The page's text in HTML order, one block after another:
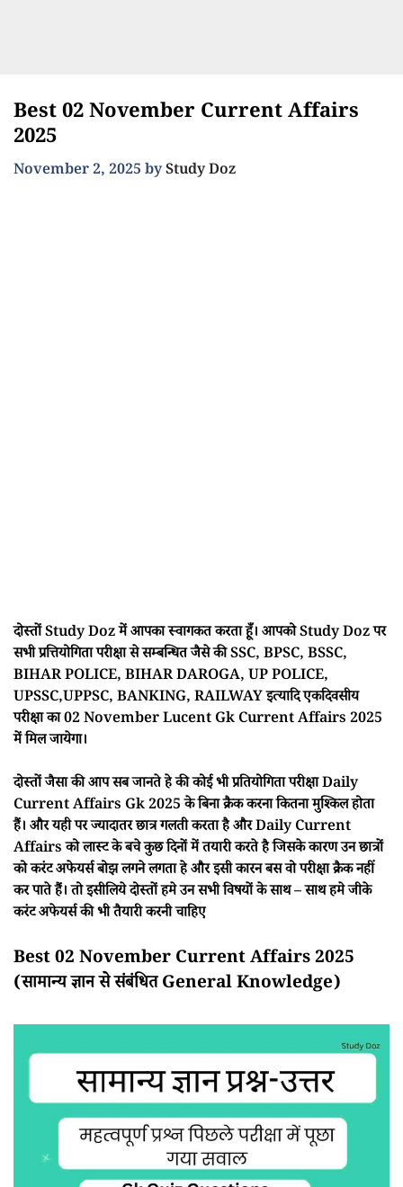
Best 02 November Current Affairs
2025
November 2, 2025 byStudy Doz
दोस्तों Study Doz में आपका स्वागकत करता हूँ। आपको Study Doz पर
सभी प्रत्तियोगिता परीक्षा से सम्बन्धित जैसे की SSC, BPSC, BSSC,
BIHAR POLICE, BIHAR DAROGA, UP POLICE,
UPSSC,UPPSC, BANKING, RAILWAY इत्यादि एकदिवसीय
परीक्षा का 02 November Lucent Gk Current Affairs 2025
में मिल जायेगा।
दोस्तों जैसा की आप सब जानते हे की कोई भी प्रतियोगिता परीक्षा Daily
Current Affairs Gk 2025 के बिना क्रैक करना कितना मुश्किल होता
हैं। और यही पर ज्यादातर छात्र गलती करता है और Daily Current
Affairs को लास्ट के बचे कुछ दिनों में तयारी करते है जिसके कारण उन छात्रों
को करंट अफेयर्स बोझ लगने लगता हे और इसी कारन बस वो परीक्षा क्रैक नहीं
कर पाते हैं। तो इसीलिये दोस्तों हमे उन सभी विषयों के साथ – साथ हमे जीके
करंट अफेयर्स की भी तैयारी करनी चाहिए
Best 02 November Current Affairs 2025
(सामान्य ज्ञान से संबंधित General Knowledge)